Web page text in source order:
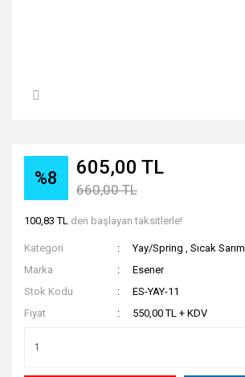
%8 605,00 TL
660,00 TL
100,83 TL den başlayan taksitlerle!
Kategori Yay/Spring ,Sıcak Sarım
Marka
Esener
Stok Kodu
ES-YAY-11
Fiyat
550,00 TL + KDV